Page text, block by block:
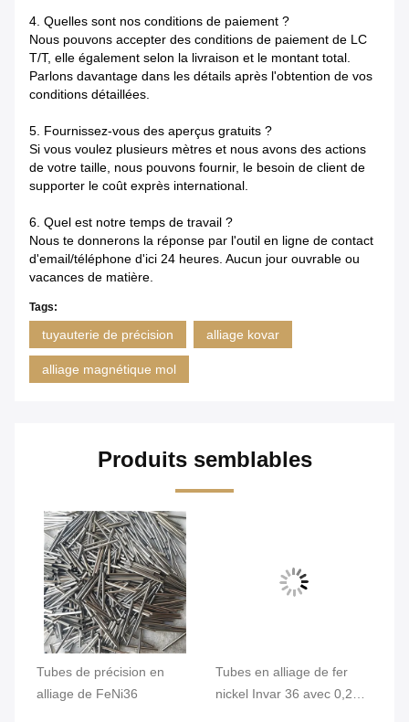
4. Quelles sont nos conditions de paiement ?
Nous pouvons accepter des conditions de paiement de LC
T/T, elle également selon la livraison et le montant total.
Parlons davantage dans les détails après l'obtention de vos
conditions détaillées.
5. Fournissez-vous des aperçus gratuits ?
Si vous voulez plusieurs mètres et nous avons des actions
de votre taille, nous pouvons fournir, le besoin de client de
supporter le coût exprès international.
6. Quel est notre temps de travail ?
Nous te donnerons la réponse par l'outil en ligne de contact
d'email/téléphone d'ici 24 heures. Aucun jour ouvrable ou
vacances de matière.
Tags:
tuyauterie de précision alliage kovar
alliage magnétique mol
Produits semblables
Tubes de précision en
alliage de FeNi36
Tubes en alliage de fer
nickel Invar 36 avec 0,2